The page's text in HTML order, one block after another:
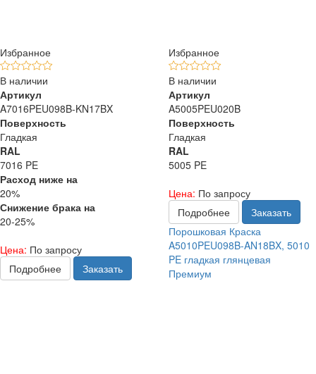
Избранное
В наличии
Артикул
A7016PEU098B-KN17BX
Поверхность
Гладкая
RAL
7016 PE
Расход ниже на
20%
Снижение брака на
20-25%
Цена: По запросу
Подробнее
Заказать
Избранное
В наличии
Артикул
A5005PEU020B
Поверхность
Гладкая
RAL
5005 PE
Цена: По запросу
Подробнее
Заказать
Порошковая Краска
A5010PEU098B-AN18BX, 5010
PE гладкая глянцевая
Премиум